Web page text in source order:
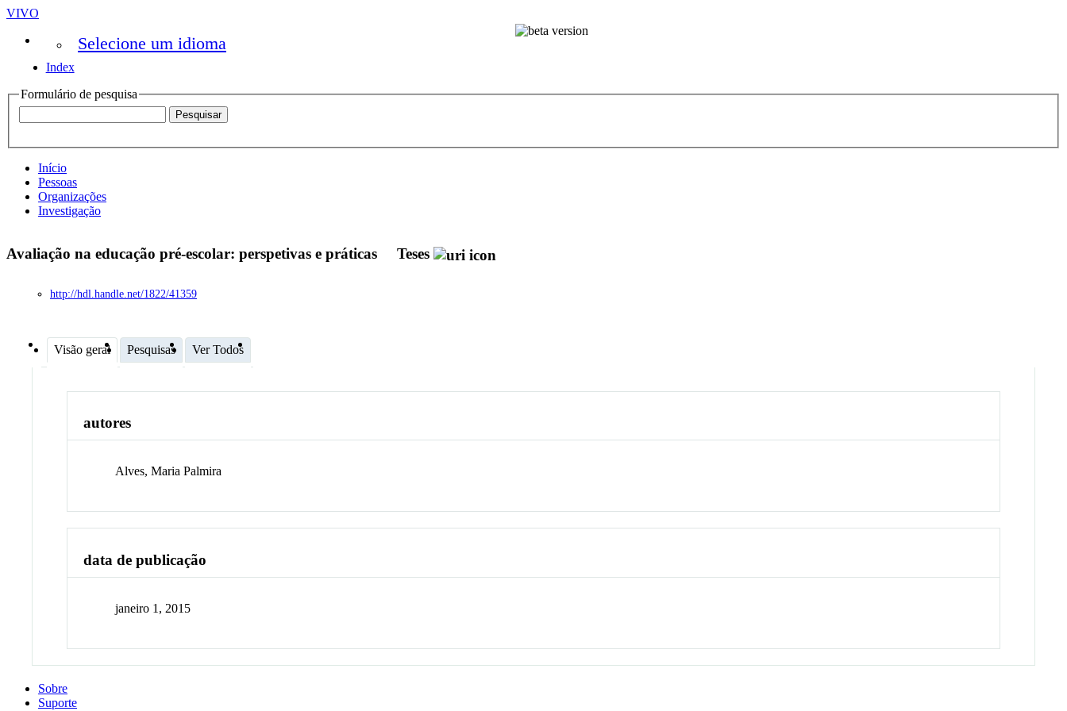
VIVO
Selecione um idioma
Index
Formulário de pesquisa
Início
Pessoas
Organizações
Investigação
Avaliação na educação pré-escolar: perspetivas e práticas Teses
http://hdl.handle.net/1822/41359
Visão geral Pesquisas Ver Todos
autores
Alves, Maria Palmira
data de publicação
janeiro 1, 2015
Sobre
Suporte